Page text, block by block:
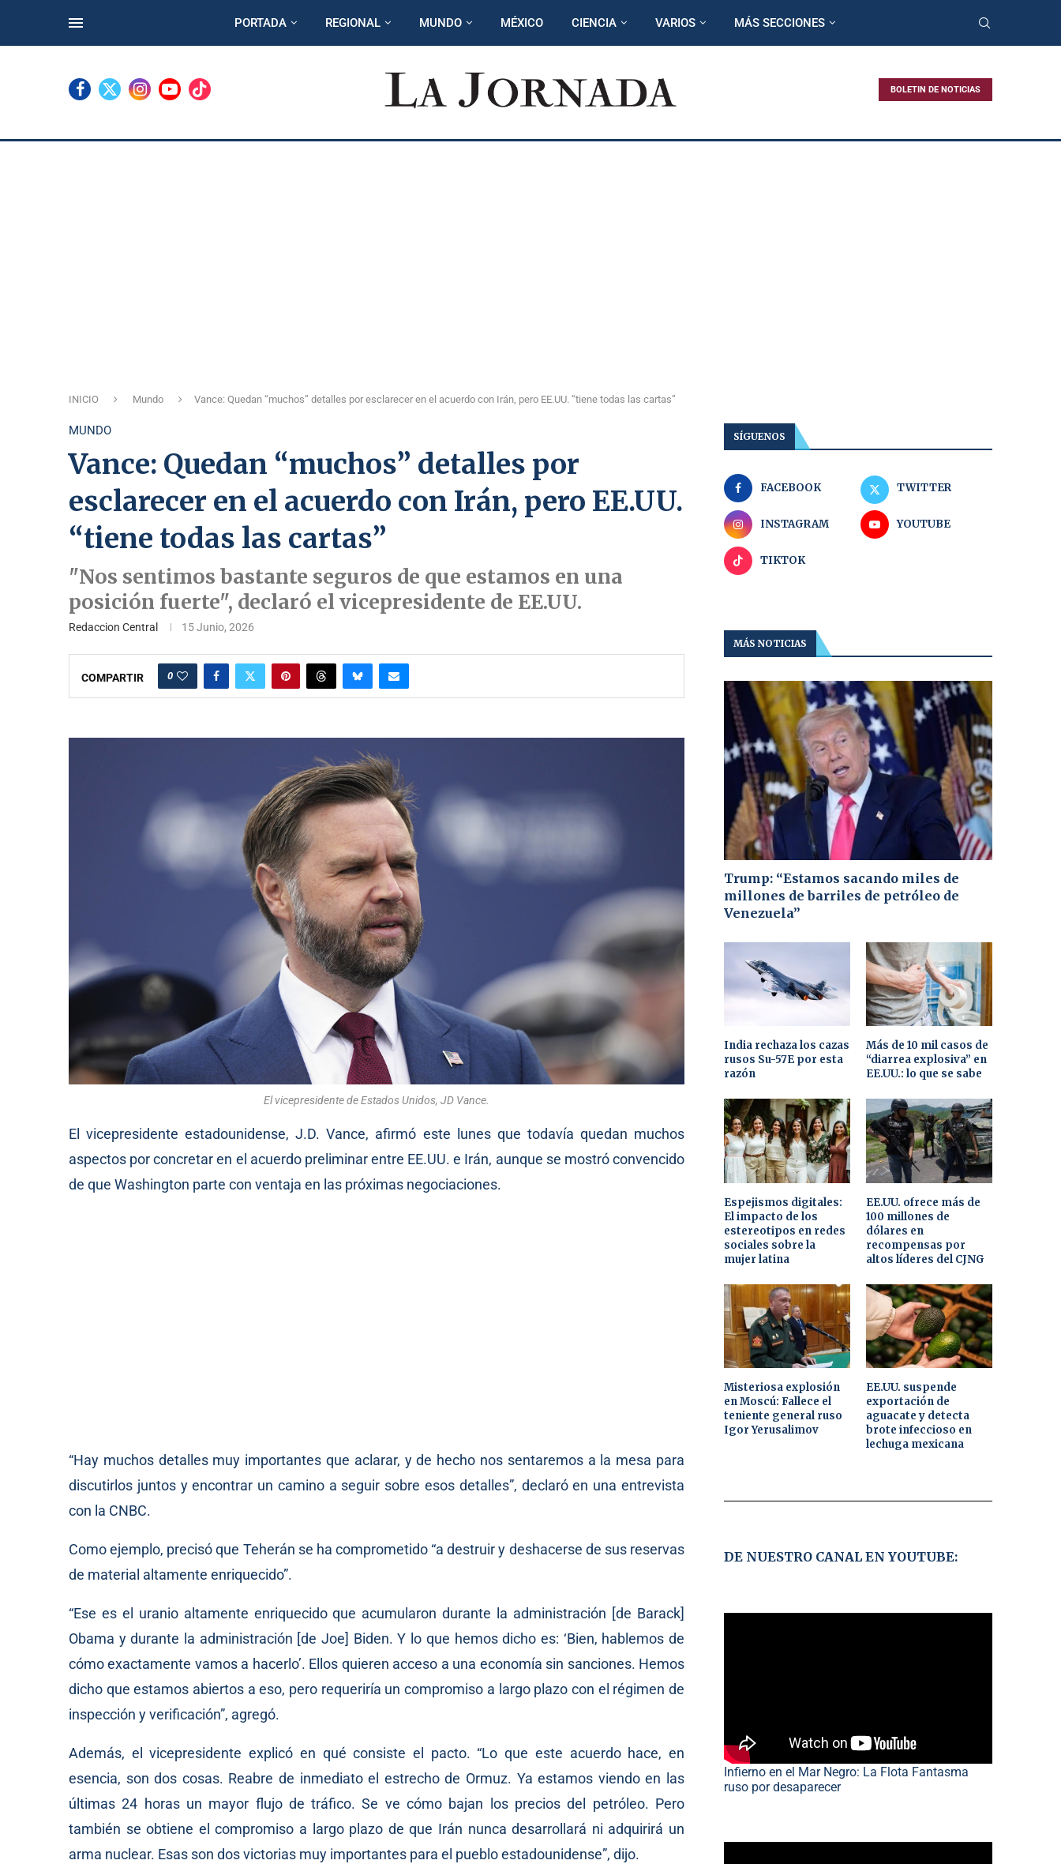
PORTADA REGIONAL MUNDO MÉXICO CIENCIA VARIOS MÁS SECCIONES
BOLETIN DE NOTICIAS
INICIO Mundo Vance: Quedan “muchos” detalles por esclarecer en el acuerdo con Irán, pero EE.UU. “tiene todas las cartas”
MUNDO
Vance: Quedan “muchos” detalles por
esclarecer en el acuerdo con Irán, pero EE.UU.
“tiene todas las cartas”
"Nos sentimos bastante seguros de que estamos en una
posición fuerte", declaró el vicepresidente de EE.UU.
Redaccion Central 15 Junio, 2026
COMPARTIR 0
El vicepresidente de Estados Unidos, JD Vance.
El vicepresidente estadounidense, J.D. Vance, afirmó este lunes que todavía quedan muchos
aspectos por concretar en el acuerdo preliminar entre EE.UU. e Irán, aunque se mostró convencido
de que Washington parte con ventaja en las próximas negociaciones.
“Hay muchos detalles muy importantes que aclarar, y de hecho nos sentaremos a la mesa para
discutirlos juntos y encontrar un camino a seguir sobre esos detalles”, declaró en una entrevista
con la CNBC.
Como ejemplo, precisó que Teherán se ha comprometido “a destruir y deshacerse de sus reservas
de material altamente enriquecido”.
“Ese es el uranio altamente enriquecido que acumularon durante la administración [de Barack]
Obama y durante la administración [de Joe] Biden. Y lo que hemos dicho es: ‘Bien, hablemos de
cómo exactamente vamos a hacerlo’. Ellos quieren acceso a una economía sin sanciones. Hemos
dicho que estamos abiertos a eso, pero requeriría un compromiso a largo plazo con el régimen de
inspección y verificación”, agregó.
Además, el vicepresidente explicó en qué consiste el pacto. “Lo que este acuerdo hace, en
esencia, son dos cosas. Reabre de inmediato el estrecho de Ormuz. Ya estamos viendo en las
últimas 24 horas un mayor flujo de tráfico. Se ve cómo bajan los precios del petróleo. Pero
también se obtiene el compromiso a largo plazo de que Irán nunca desarrollará ni adquirirá un
arma nuclear. Esas son dos victorias muy importantes para el pueblo estadounidense”, dijo.
SÍGUENOS
FACEBOOK TWITTER
INSTAGRAM YOUTUBE
TIKTOK
MÁS NOTICIAS
Trump: “Estamos sacando miles de
millones de barriles de petróleo de
Venezuela”
India rechaza los cazas
rusos Su-57E por esta
razón
Más de 10 mil casos de
“diarrea explosiva” en
EE.UU.: lo que se sabe
Espejismos digitales:
El impacto de los
estereotipos en redes
sociales sobre la
mujer latina
EE.UU. ofrece más de
100 millones de
dólares en
recompensas por
altos líderes del CJNG
Misteriosa explosión
en Moscú: Fallece el
teniente general ruso
Igor Yerusalimov
EE.UU. suspende
exportación de
aguacate y detecta
brote infeccioso en
lechuga mexicana
DE NUESTRO CANAL EN YOUTUBE:
Infierno en el Mar Negro: La Flota Fantasma
ruso por desaparecer